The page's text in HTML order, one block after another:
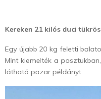
Kereken 21 kilós duci
Egy újabb 20 kg feletti
MInt kiemelték a
látható pazar példányt.